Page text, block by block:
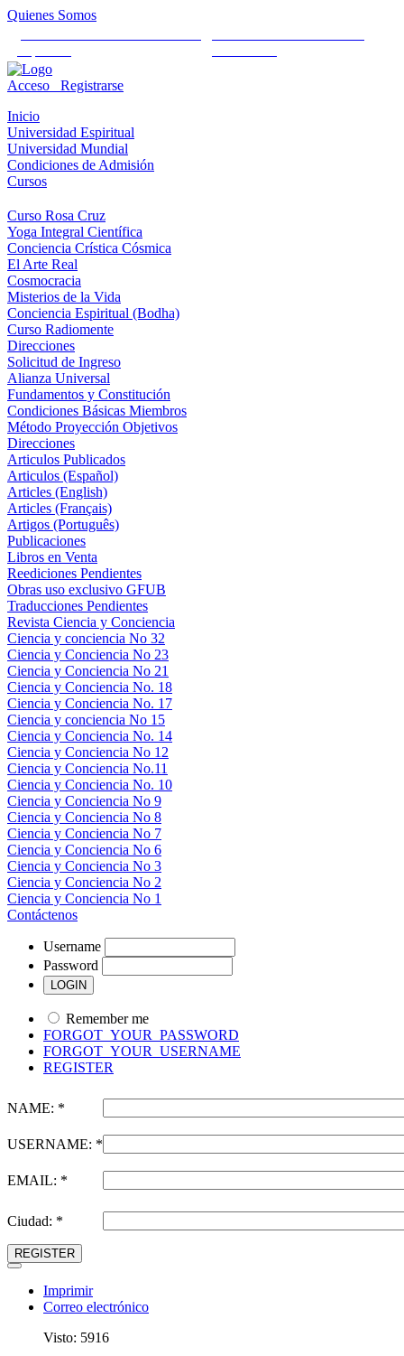
Quienes Somos
Acceso
Registrarse
Inicio
Universidad Espiritual
Universidad Mundial
Condiciones de Admisión
Cursos
Curso Rosa Cruz
Yoga Integral Científica
Conciencia Crística Cósmica
El Arte Real
Cosmocracia
Misterios de la Vida
Conciencia Espiritual (Bodha)
Curso Radiomente
Direcciones
Solicitud de Ingreso
Alianza Universal
Fundamentos y Constitución
Condiciones Básicas Miembros
Método Proyección Objetivos
Direcciones
Articulos Publicados
Articulos (Español)
Articles (English)
Articles (Français)
Artigos (Português)
Publicaciones
Libros en Venta
Reediciones Pendientes
Obras uso exclusivo GFUB
Traducciones Pendientes
Revista Ciencia y Conciencia
Ciencia y conciencia No 32
Ciencia y Conciencia No 23
Ciencia y Conciencia No 21
Ciencia y Conciencia No. 18
Ciencia y Conciencia No. 17
Ciencia y conciencia No 15
Ciencia y Conciencia No. 14
Ciencia y Conciencia No 12
Ciencia y Conciencia No.11
Ciencia y Conciencia No. 10
Ciencia y Conciencia No 9
Ciencia y Conciencia No 8
Ciencia y Conciencia No 7
Ciencia y Conciencia No 6
Ciencia y Conciencia No 3
Ciencia y Conciencia No 2
Ciencia y Conciencia No 1
Contáctenos
Username
Password
Remember me
FORGOT_YOUR_PASSWORD
FORGOT_YOUR_USERNAME
REGISTER
NAME: *
USERNAME: *
EMAIL: *
Ciudad: *
REGISTER
Imprimir
Correo electrónico
Visto: 5916